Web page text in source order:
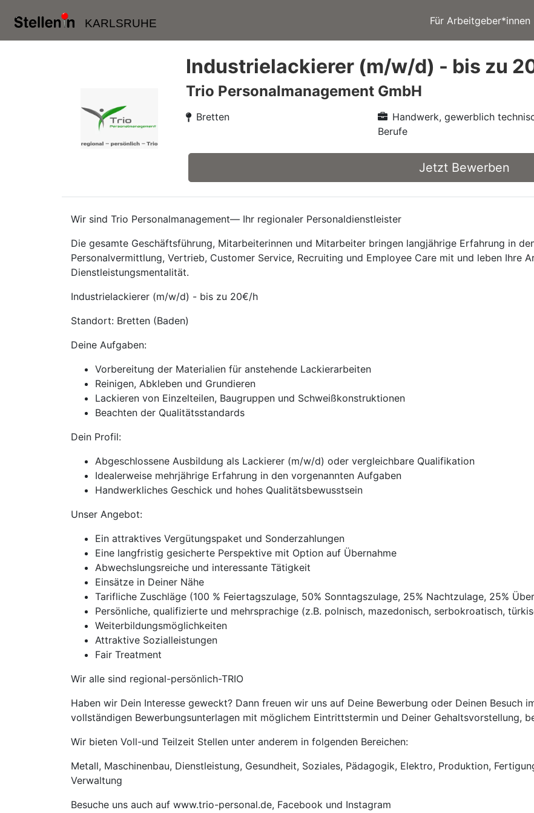
KARLSRUHE Für Arbeitgeber*innen
Industrielackierer (m/w/d) - bis zu
Trio Personalmanagement GmbH
Bretten
Handwerk, gewerblich
Berufe
Jetzt Bewerben
Wir sind Trio Personalmanagement— Ihr regionaler Personaldienstleister
Die gesamte Geschäftsführung, Mitarbeiterinnen und Mitarbeiter bringen langjährige Erfahrung in
Personalvermittlung, Vertrieb, Customer Service, Recruiting und Employee Care mit und leben Ihre
Dienstleistungsmentalität.
Industrielackierer (m/w/d) - bis zu 20€/h
Standort: Bretten (Baden)
Deine Aufgaben:
Vorbereitung der Materialien für anstehende Lackierarbeiten
Reinigen, Abkleben und Grundieren
Lackieren von Einzelteilen, Baugruppen und Schweißkonstruktionen
Beachten der Qualitätsstandards
Dein Profil:
Abgeschlossene Ausbildung als Lackierer (m/w/d) oder vergleichbare Qualifikation
Idealerweise mehrjährige Erfahrung in den vorgenannten Aufgaben
Handwerkliches Geschick und hohes Qualitätsbewusstsein
Unser Angebot:
Ein attraktives Vergütungspaket und Sonderzahlungen
Eine langfristig gesicherte Perspektive mit Option auf Übernahme
Abwechslungsreiche und interessante Tätigkeit
Einsätze in Deiner Nähe
Tarifliche Zuschläge (100 % Feiertagszulage, 50% Sonntagszulage, 25% Nachtzulage, 25%
Persönliche, qualifizierte und mehrsprachige (z.B. polnisch, mazedonisch, serbokroatisch,
Weiterbildungsmöglichkeiten
Attraktive Sozialleistungen
Fair Treatment
Wir alle sind regional-persönlich-TRIO
Haben wir Dein Interesse geweckt? Dann freuen wir uns auf Deine Bewerbung oder Deinen Besuch
vollständigen Bewerbungsunterlagen mit möglichem Eintrittstermin und Deiner Gehaltsvorstellung,
Wir bieten Voll-und Teilzeit Stellen unter anderem in folgenden Bereichen:
Metall, Maschinenbau, Dienstleistung, Gesundheit, Soziales, Pädagogik, Elektro, Produktion,
Verwaltung
Besuche uns auch auf www.trio-personal.de, Facebook und Instagram